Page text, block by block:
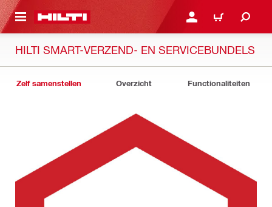
HOOFDINHOUD AANMELDEN OF
WINKELWAGEN
HILTI SMART-VERZEND- EN SERVICEBUNDELS
Zelf samenstellen Overzicht Functionaliteiten